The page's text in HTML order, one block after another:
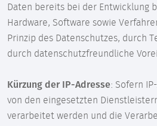
Daten bereits bei der Entwicklung
Hardware, Software sowie
Prinzip des Datenschutzes, durch
durch datenschutzfreundliche
Kürzung der IP-Adresse: Sofern
von den eingesetzten
verarbeitet werden und die